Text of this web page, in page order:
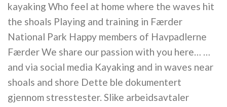
kayaking Who feel at home where the waves hit
the shoals Playing and training in Færder
National Park Happy members of Havpadlerne
Færder We share our passion with you here… …
and via social media Kayaking and in waves near
shoals and shore Dette ble dokumentert
gjennom stresstester. Slike arbeidsavtaler